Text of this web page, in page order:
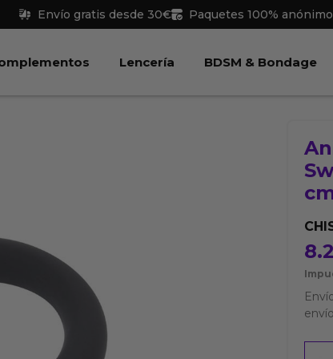
Envío gratis desde 30€ Paquetes 100%
Juguetes Abrir Complementos
Lencería Abrir Lencería
BDSM & Bondage
envío